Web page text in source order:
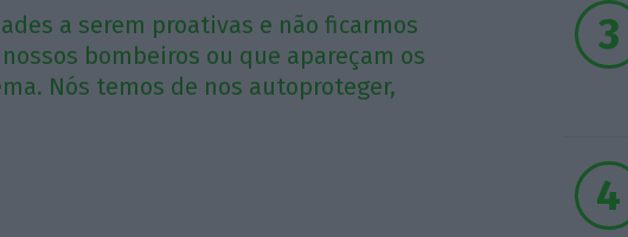
a serem proativas e não ficarmos
bombeiros ou que apareçam os
Nós temos de nos autoproteger,